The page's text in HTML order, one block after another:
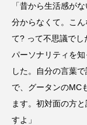
「昔から生活感が
分からなくて。こ
て? って不思議でし
パーソナリティを
した。自分の言葉
で、グータンのMC
ます。初対面の方
すよ」